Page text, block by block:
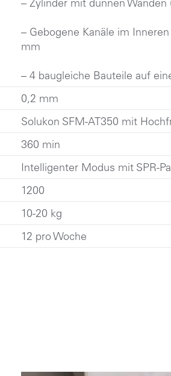
– Zylinder mit dünnen
– Gebogene Kanäle im
mm
– 4 baugleiche Bauteile auf
0,2 mm
Solukon SFM-AT350 mit
360 min
Intelligenter Modus mit SPR-
1200
10-20 kg
12 pro Woche